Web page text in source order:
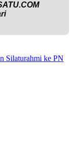
Silaturahmi ke PN